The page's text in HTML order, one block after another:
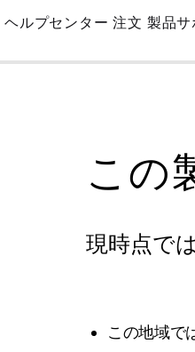
Skip
Main
ヘルプセンター 注文 製品サ
この
現時点で
この地域で